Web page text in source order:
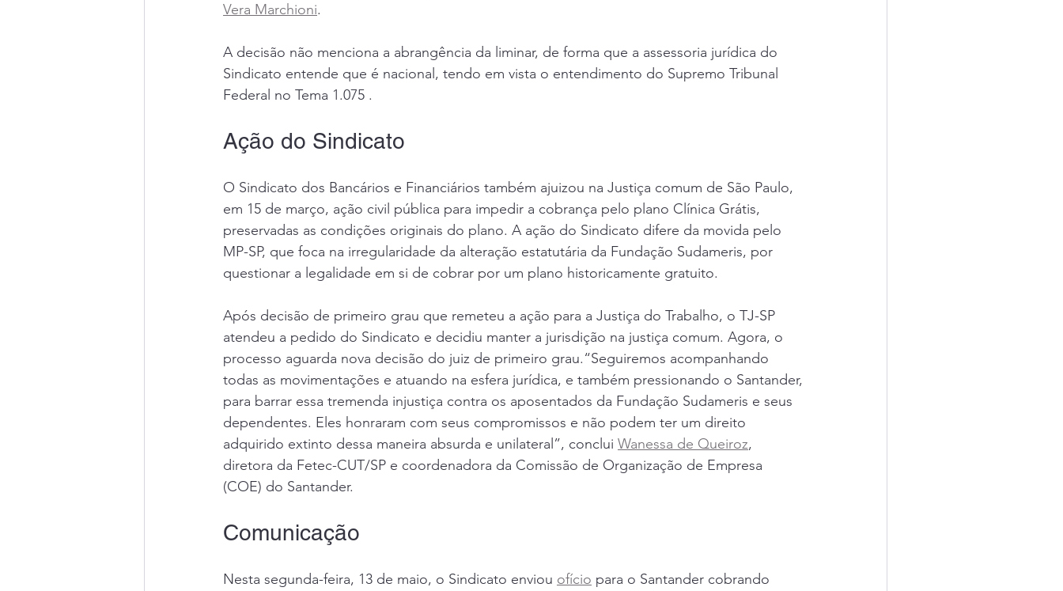
Vera Marchioni.
A decisão não menciona a abrangência da liminar, de forma que a assessoria jurídica do
Sindicato entende que é nacional, tendo em vista o entendimento do Supremo Tribunal
Federal no Tema 1.075 .
Ação do Sindicato
O Sindicato dos Bancários e Financiários também ajuizou na Justiça comum de São Paulo,
em 15 de março, ação civil pública para impedir a cobrança pelo plano Clínica Grátis,
preservadas as condições originais do plano. A ação do Sindicato difere da movida pelo
MP-SP, que foca na irregularidade da alteração estatutária da Fundação Sudameris, por
questionar a legalidade em si de cobrar por um plano historicamente gratuito.
Após decisão de primeiro grau que remeteu a ação para a Justiça do Trabalho, o TJ-SP
atendeu a pedido do Sindicato e decidiu manter a jurisdição na justiça comum. Agora, o
processo aguarda nova decisão do juiz de primeiro grau.“Seguiremos acompanhando
todas as movimentações e atuando na esfera jurídica, e também pressionando o Santander,
para barrar essa tremenda injustiça contra os aposentados da Fundação Sudameris e seus
dependentes. Eles honraram com seus compromissos e não podem ter um direito
adquirido extinto dessa maneira absurda e unilateral”, conclui Wanessa de Queiroz,
diretora da Fetec-CUT/SP e coordenadora da Comissão de Organização de Empresa
(COE) do Santander.
Comunicação
Nesta segunda-feira, 13 de maio, o Sindicato enviou ofício para o Santander cobrando